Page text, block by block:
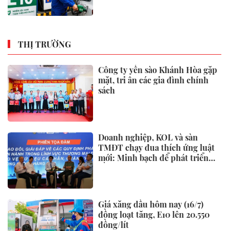
THỊ TRƯỜNG
Công ty yến sào Khánh Hòa gặp
mặt, tri ân các gia đình chính
sách
Doanh nghiệp, KOL và sàn
TMĐT chạy đua thích ứng luật
mới: Minh bạch để phát triển
Giá xăng dầu hôm nay (16/7)
đồng loạt tăng, E10 lên 20.550
đồng/lít